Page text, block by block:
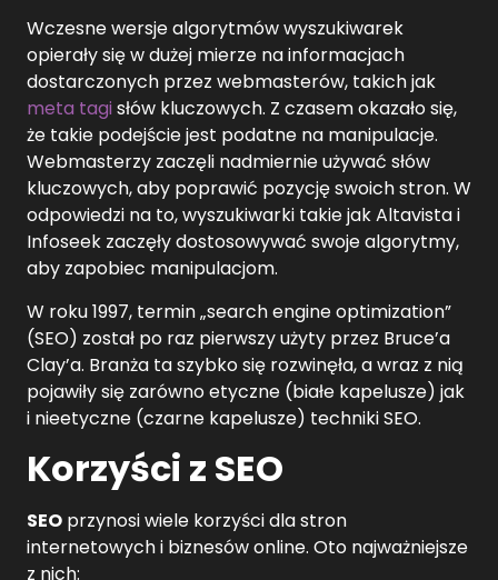
Wczesne wersje algorytmów wyszukiwarek
opierały się w dużej mierze na informacjach
dostarczonych przez webmasterów, takich jak
meta tagi słów kluczowych. Z czasem okazało się,
że takie podejście jest podatne na manipulacje.
Webmasterzy zaczęli nadmiernie używać słów
kluczowych, aby poprawić pozycję swoich stron. W
odpowiedzi na to, wyszukiwarki takie jak Altavista i
Infoseek zaczęły dostosowywać swoje algorytmy,
aby zapobiec manipulacjom.
W roku 1997, termin „search engine optimization”
(SEO) został po raz pierwszy użyty przez Bruce’a
Clay’a. Branża ta szybko się rozwinęła, a wraz z nią
pojawiły się zarówno etyczne (białe kapelusze) jak
i nieetyczne (czarne kapelusze) techniki SEO.
Korzyści z SEO
SEO przynosi wiele korzyści dla stron
internetowych i biznesów online. Oto najważniejsze
z nich: